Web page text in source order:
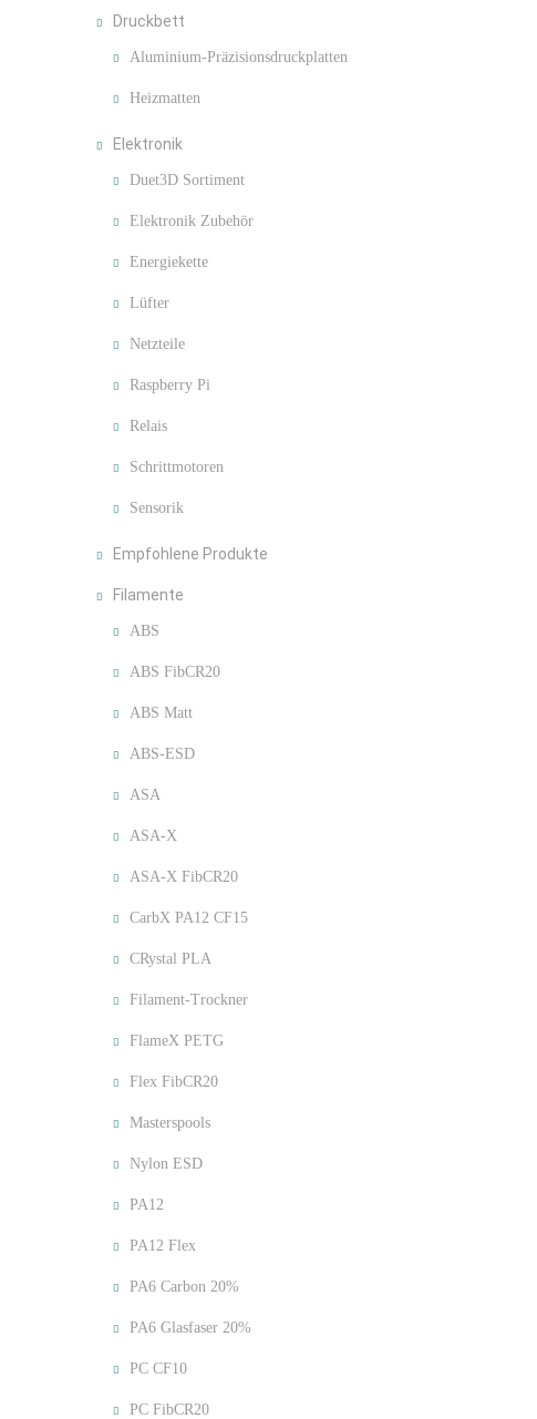
Druckbett
Aluminium-Präzisionsdruckplatten
Heizmatten
Elektronik
Duet3D Sortiment
Elektronik Zubehör
Energiekette
Lüfter
Netzteile
Raspberry Pi
Relais
Schrittmotoren
Sensorik
Empfohlene Produkte
Filamente
ABS
ABS FibCR20
ABS Matt
ABS-ESD
ASA
ASA-X
ASA-X FibCR20
CarbX PA12 CF15
CRystal PLA
Filament-Trockner
FlameX PETG
Flex FibCR20
Masterspools
Nylon ESD
PA12
PA12 Flex
PA6 Carbon 20%
PA6 Glasfaser 20%
PC CF10
PC FibCR20